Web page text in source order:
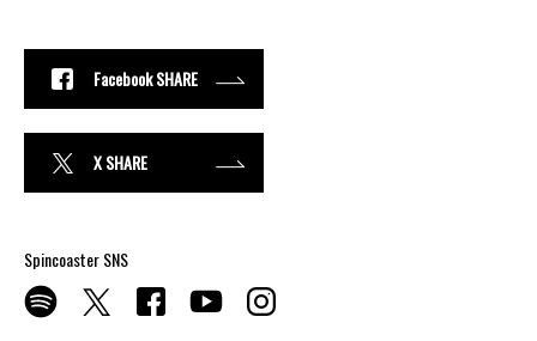
Facebook SHARE
X SHARE
Spincoaster SNS